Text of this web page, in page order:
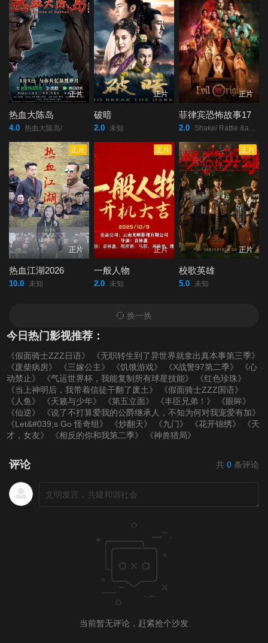
正片
热血大陈岛
4.0 热血大陈岛/
正片
破暗
2.0 未知
正片
菲律宾恐怖故事17
2.0 Shake/ Rattle &amp; Roll: Evil Origins/
正片
正片
热血江湖2026
10.0 未知
正片
正片
一般人物
2.0 未知
正片
正片
校歌英雄
5.0 未知
换一换
今日热门影视推荐：
《假面骑士ZZZ日语》
《无职转生到了异世界就拿出真本事第三季》
《废柴病房》
《三嫁公主》 《饥饿游戏》 《X战警97第二季》
《心
动禁止》
《气运世界杯，我能复制所有球星技能》
《红色珍珠》
《当上神明后，我带着信徒干翻了废土》
《假面骑士ZZZ国语》
《人鱼》
《天籁与少年》 《第五立面》 《丰臣兄弟！》
《眼眸》
《仙逆》
《说了不打算爱我的公爵继承人，不知为何对我宠爱有加》
《Let&#039;s Go 怪奇组》
《炒翻天》 《九门》 《花开锦绣》
《天
才，女友》
《相反的你和我第二季》 《神兽猎局》
评论 共 0 条评论
当前暂无评论，赶紧抢个沙发